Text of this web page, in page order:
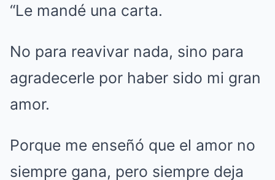
“Le mandé una carta.
No para reavivar nada, sino para
agradecerle por haber sido mi gran
amor.
Porque me enseñó que el amor no
siempre gana, pero siempre deja